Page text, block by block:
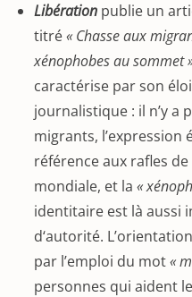
Libération publie un
titré« Chasse aux
xénophobes au sommet
caractérise par son
journalistique : il n’y a
migrants, l’expression
référence aux rafles
mondiale, et la «
identitaire est là aussi
d‘autorité.
par l’emploi du mot«
personnes qui aident